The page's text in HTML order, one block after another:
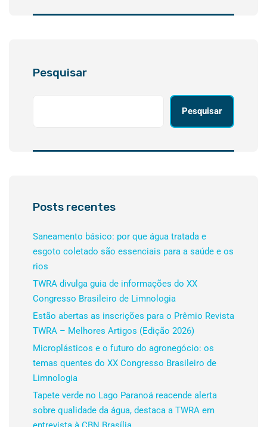
Pesquisar
Pesquisar
Posts recentes
Saneamento básico: por que água tratada e
esgoto coletado são essenciais para a saúde e os
rios
TWRA divulga guia de informações do XX
Congresso Brasileiro de Limnologia
Estão abertas as inscrições para o Prêmio Revista
TWRA – Melhores Artigos (Edição 2026)
Microplásticos e o futuro do agronegócio: os
temas quentes do XX Congresso Brasileiro de
Limnologia
Tapete verde no Lago Paranoá reacende alerta
sobre qualidade da água, destaca a TWRA em